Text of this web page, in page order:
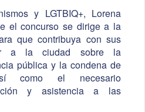
y LGTBIQ+, Lorena
el concurso se dirige a la
que contribuya con sus
a la ciudad sobre la
pública y la condena de
como el necesario
y asistencia a las